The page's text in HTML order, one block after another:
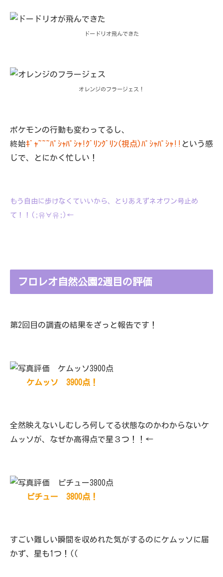
ドードリオ飛んできた
オレンジのフラージェス！
ポケモンの行動も変わってるし、
終始ｷﾞｬ~~~ﾊﾟｼｬﾊﾟｼｬ!ｸﾞﾘﾝｸﾞﾘﾝ(視点)ﾊﾟｼｬﾊﾟｼｬ!! という感
じで、とにかく忙しい！
もう自由に歩けなくていいから、とりあえずネオワン号止め
て！！(;유∀유;)←
フロレオ自然公園2週目の評価
第2回目の調査の結果をざっと報告です！
ケムッソ 3900点！
全然映えないしむしろ何してる状態なのかわからないケ
ムッソが、なぜか高得点で星３つ！！←
ピチュー 3800点！
すごい難しい瞬間を収めれた気がするのにケムッソに届
かず、星も1つ！((